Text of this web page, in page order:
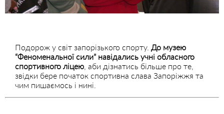
Подорож у світ запорізького спорту. До музею
“Феноменальної сили” навідались учні обласного
спортивного ліцею , аби дізнатись більше про те,
звідки бере початок спортивна слава Запоріжжя та
чим пишаємось і нині.